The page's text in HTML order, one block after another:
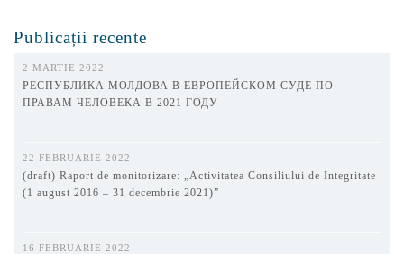
Publicații recente
2 MARTIE 2022
РЕСПУБЛИКА МОЛДОВА В ЕВРОПЕЙСКОМ СУДЕ ПО
ПРАВАМ ЧЕЛОВЕКА В 2021 ГОДУ
22 FEBRUARIE 2022
(draft) Raport de monitorizare: „Activitatea Consiliului de Integritate
(1 august 2016 – 31 decembrie 2021)”
16 FEBRUARIE 2022